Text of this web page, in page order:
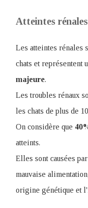
Atteintes rénales
Les atteintes rénales
chats et représentent
majeure.
Les troubles rénaux
les chats de plus de
On considère que
atteints.
Elles sont causées
mauvaise
origine génétique et